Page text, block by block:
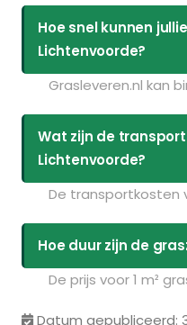
Hoe snel kunnen
Lichtenvoorde?
Wat zijn de
Lichtenvoorde?
Hoe duur zijn de
Datum gepubliceerd: